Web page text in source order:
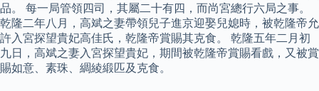
品。 每一局管領四司，其屬二十有四，而尚宮總行六局之事。
乾隆二年八月，高斌之妻帶領兒子進京迎娶兒媳時，被乾隆帝允
許入宮探望貴妃高佳氏，乾隆帝賞賜其克食。 乾隆五年二月初
九日，高斌之妻入宮探望貴妃，期間被乾隆帝賞賜看戲，又被賞
賜如意、素珠、綢綾緞匹及克食。